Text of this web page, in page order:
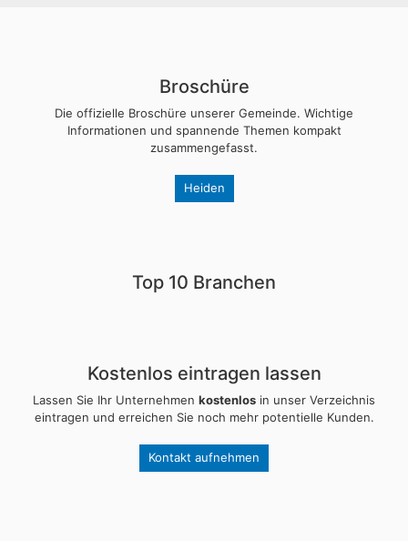
Broschüre
Die offizielle Broschüre unserer Gemeinde. Wichtige
Informationen und spannende Themen kompakt
zusammengefasst.
Heiden
Top 10 Branchen
Kostenlos eintragen lassen
Lassen Sie Ihr Unternehmen kostenlos in unser Verzeichnis
eintragen und erreichen Sie noch mehr potentielle Kunden.
Kontakt aufnehmen